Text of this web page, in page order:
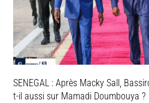
SENEGAL : Après Macky Sall,
t-il aussi sur Mamadi Doumbouya ?